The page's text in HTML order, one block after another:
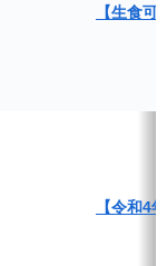
【生食
【令和4